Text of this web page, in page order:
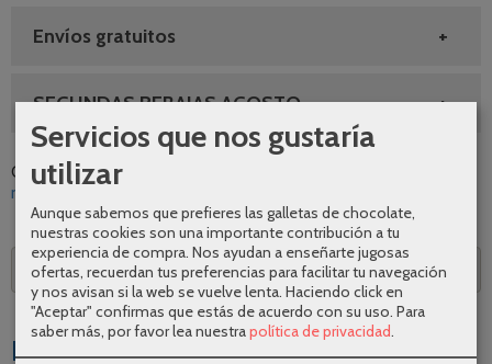
Envíos gratuitos
SEGUNDAS REBAJAS AGOSTO
Categoría:Grifería
monomando
Descripción
Productos Relacionados
Servicios que nos gustaría
utilizar
Aunque sabemos que prefieres las galletas de chocolate,
nuestras cookies son una importante contribución a tu
experiencia de compra. Nos ayudan a enseñarte jugosas
ofertas, recuerdan tus preferencias para facilitar tu navegación
y nos avisan si la web se vuelve lenta. Haciendo click en
"Aceptar" confirmas que estás de acuerdo con su uso. Para
saber más, por favor lea nuestrapolítica de privacidad